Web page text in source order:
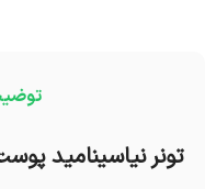
تونر نیاسینامید